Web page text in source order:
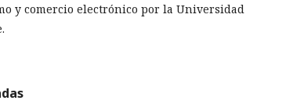
y comercio electrónico por la Universidad